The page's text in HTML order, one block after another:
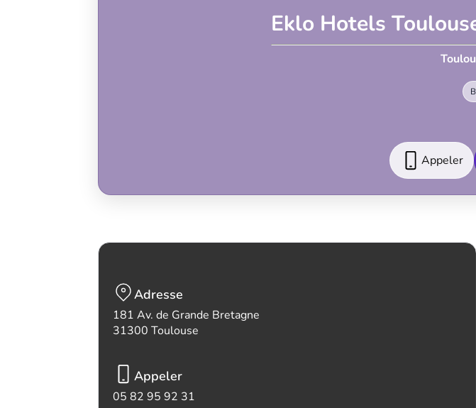
Eklo Hotels
Appeler
Adresse
181 Av. de Grande Bretagne
31300 Toulouse
Appeler
05 82 95 92 31